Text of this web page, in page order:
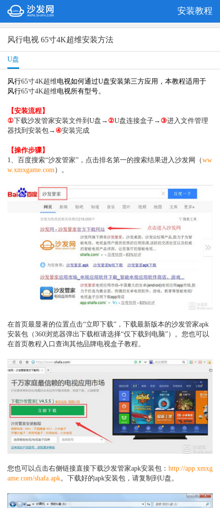
安装教程
风行电视 65寸4K超维安装方法
U盘
风行65寸4K超维电视如何通过U盘安装第三方应用，本教程适用于
风行65寸4K超维电视所有型号。
【安装流程】
①下载沙发管家安装文件到U盘→ ②U盘连接盒子→ ③进入文件管理
器找到安装包→ ④安装完成
【操作步骤】
1、百度搜索“沙发管家”，点击排名第一的搜索结果进入沙发网（ww
w.xmxgame.com）。
在首页最显著的位置点击“立即下载”，下载最新版本的沙发管家apk
安装包 （360浏览器弹出下载框请选择“仅下载到电脑”） 。 您也可以
在首页教程入口查询其他品牌电视盒子教程。
您也可以点击右侧链接直接下载沙发管家apk安装包： http://app.xmxg
ame.com/shafa.apk。 下载好的apk安装包，请复制到U盘。